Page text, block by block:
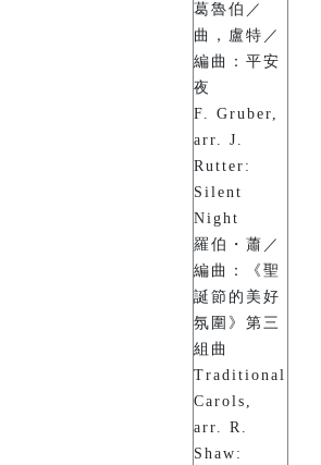
葛魯伯／
曲，盧特／
編曲：平安
夜
F. Gruber,
arr. J.
Rutter:
Silent
Night
羅伯・蕭／
編曲：《聖
誕節的美好
氛圍》第三
組曲
Traditional
Carols,
arr. R.
Shaw: